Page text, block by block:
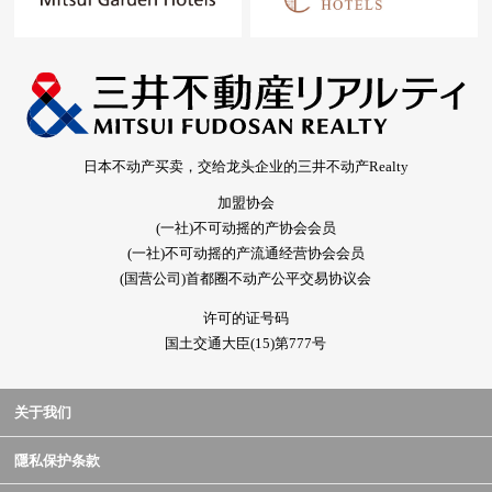
日本不动产买卖，交给龙头企业的三井不动产Realty
加盟协会
(一社)不可动摇的产协会会员
(一社)不可动摇的产流通经营协会会员
(国营公司)首都圈不动产公平交易协议会
许可的证号码
国土交通大臣(15)第777号
关于我们
隱私保护条款